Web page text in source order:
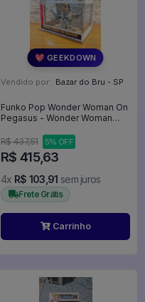
💖 GEEKDOWN
Vendido por: Bazar do Bru - SP
Funko Pop Wonder Woman On
Pegasus - Wonder Woman
R$ 437,51
5% OFF
R$ 415,63
4x R$ 103,91 sem juros
Frete Grátis
Carrinho